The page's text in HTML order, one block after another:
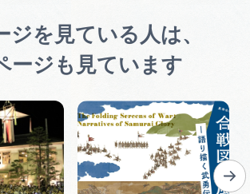
ジを見ている人は、
ージも見ています